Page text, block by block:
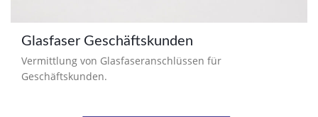
Glasfaser Geschäftskunden
Vermittlung von Glasfaseranschlüssen für
Geschäftskunden.